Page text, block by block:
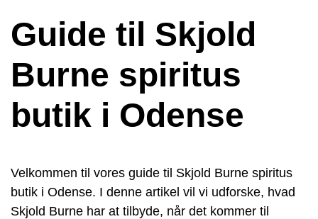
Guide til Skjold
Burne spiritus
butik i Odense
Velkommen til vores guide til Skjold Burne spiritus
butik i Odense. I denne artikel vil vi udforske, hvad
Skjold Burne har at tilbyde, når det kommer til